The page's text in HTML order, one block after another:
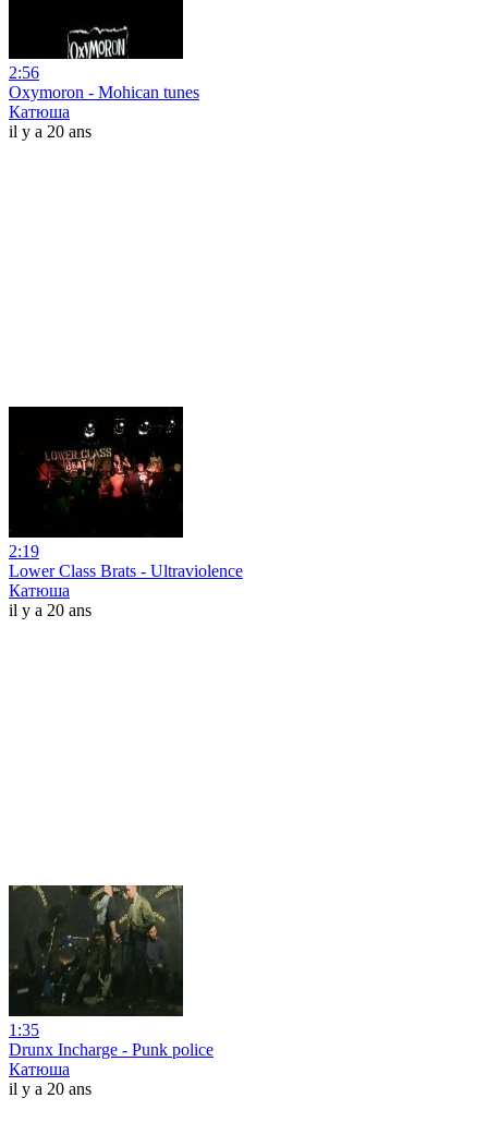
2:56
Oxymoron - Mohican tunes
Катюша
il y a 20 ans
2:19
Lower Class Brats - Ultraviolence
Катюша
il y a 20 ans
1:35
Drunx Incharge - Punk police
Катюша
il y a 20 ans